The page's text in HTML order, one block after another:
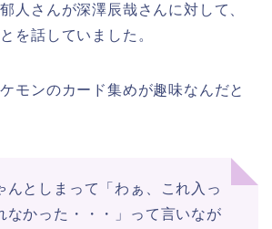
人さんが深澤辰哉さんに対して、
を話していました。
モンのカード集めが趣味なんだと
んとしまって「わぁ、これ入っ
なかった・・・」って言いなが